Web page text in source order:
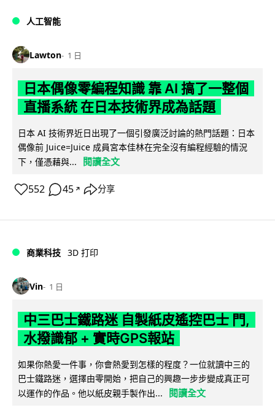
人工智能
Lawton 1 日
日本偶像零編程知識 靠 AI 搞了一整個
直播系統 在日本技術界成為話題
日本 AI 技術界近日出現了一個引發廣泛討論的熱門話題：日本
偶像前 Juice=Juice 成員宮本佳林在完全沒有編程經驗的情況
下，僅憑藉與...
閱讀全文
552 45 ↗ 分享
商業科技 3D 打印
Vin 1 日
中三巴士鐵路迷 自製紙皮遙控巴士 門,
水撥識郁 + 實時GPS報站
如果你熱愛一件事，你會熱愛到怎樣的程度？一位就讀中三的
巴士鐵路迷，選擇由零開始，把自己的興趣一步步變成真正可
以運作的作品。他以紙皮親手製作出...
閱讀全文